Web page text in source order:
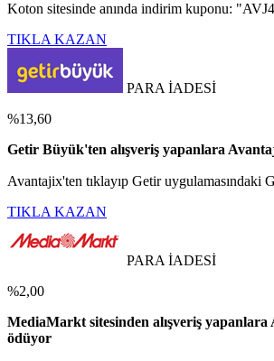
Koton sitesinde anında indirim kuponu:
TIKLA KAZAN
PARA İADESİ
%13,60
Getir Büyük'ten alışveriş yapanlara
Avantajix'ten tıklayıp Getir uygulamasındaki
TIKLA KAZAN
PARA İADESİ
%2,00
MediaMarkt sitesinden alışveriş
ödüyor